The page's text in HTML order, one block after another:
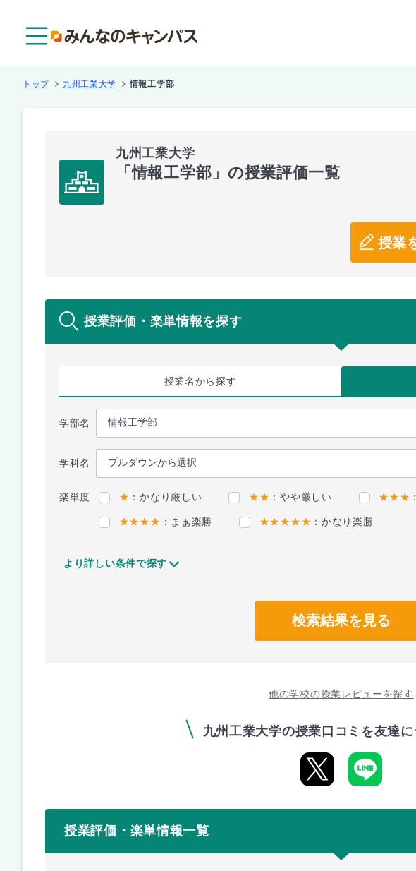
トップ 九州工業大学 情報工学部
九州工業大学
「情報工学部」の授業評価一覧
授業
授業評価・楽単情報を探す
授業名から探す
学部名
学科名
楽単度 ★ ：かなり厳しい ★★ ：やや厳しい ★★★
★★★★ ：まぁ楽勝 ★★★★★ ：かなり楽勝
より詳しい条件で探す
検索結果を見る
他の学校の授業レビューを探す
九州工業大学の授業口コミを友達
授業評価・楽単情報一覧